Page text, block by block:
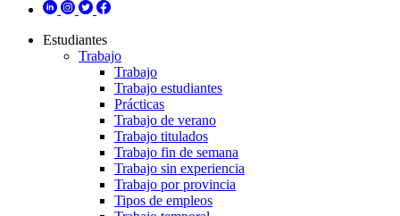
Estudiantes
Trabajo
Trabajo
Trabajo estudiantes
Prácticas
Trabajo de verano
Trabajo titulados
Trabajo fin de semana
Trabajo sin experiencia
Trabajo por provincia
Tipos de empleos